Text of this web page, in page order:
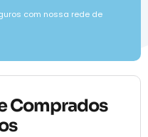
com nossa rede de
Comprados